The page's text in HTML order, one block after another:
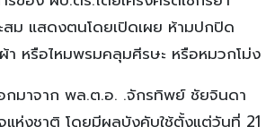
สม แสดงตนโดยเปิดเผย ห้ามปกปิด
า หรือไหมพรมคลุมศีรษะ หรือหมวกโม่ง
กมาจาก พล.ต.อ. .จักรทิพย์ ชัยจินดา
ห่งชาติ โดยมีผลบังคับใช้ตั้งแต่วันที่ 21